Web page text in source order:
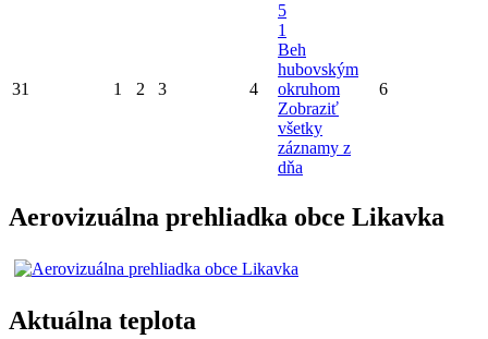
31 1 2 3 4
5
1
Beh
hubovským
okruhom
Zobraziť
všetky
záznamy z
dňa
6
Aerovizuálna prehliadka obce Likavka
Aktuálna teplota